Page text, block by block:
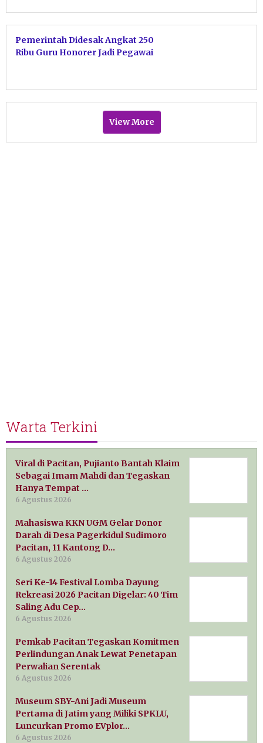
Pemerintah Didesak Angkat 250
Ribu Guru Honorer Jadi Pegawai
View More
Warta Terkini
Viral di Pacitan, Pujianto Bantah Klaim
Sebagai Imam Mahdi dan Tegaskan
Hanya Tempat …
6 Agustus 2026
Mahasiswa KKN UGM Gelar Donor
Darah di Desa Pagerkidul Sudimoro
Pacitan, 11 Kantong D…
6 Agustus 2026
Seri Ke-14 Festival Lomba Dayung
Rekreasi 2026 Pacitan Digelar: 40 Tim
Saling Adu Cep…
6 Agustus 2026
Pemkab Pacitan Tegaskan Komitmen
Perlindungan Anak Lewat Penetapan
Perwalian Serentak
6 Agustus 2026
Museum SBY-Ani Jadi Museum
Pertama di Jatim yang Miliki SPKLU,
Luncurkan Promo EVplor…
6 Agustus 2026